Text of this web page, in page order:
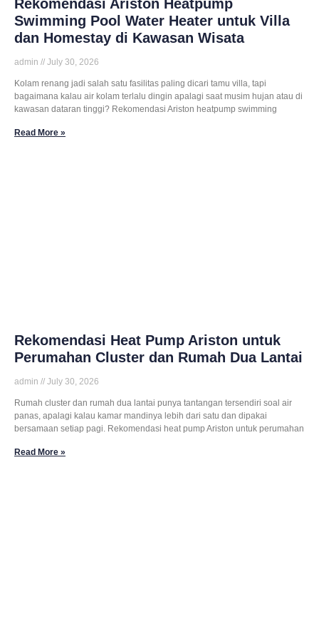
Rekomendasi Ariston Heatpump
Swimming Pool Water Heater untuk Villa
dan Homestay di Kawasan Wisata
admin July 30, 2026
Kolam renang jadi salah satu fasilitas paling dicari tamu villa, tapi
bagaimana kalau air kolam terlalu dingin apalagi saat musim hujan atau di
kawasan dataran tinggi? Rekomendasi Ariston heatpump swimming
Read More »
Rekomendasi Heat Pump Ariston untuk
Perumahan Cluster dan Rumah Dua Lantai
admin July 30, 2026
Rumah cluster dan rumah dua lantai punya tantangan tersendiri soal air
panas, apalagi kalau kamar mandinya lebih dari satu dan dipakai
bersamaan setiap pagi. Rekomendasi heat pump Ariston untuk perumahan
Read More »